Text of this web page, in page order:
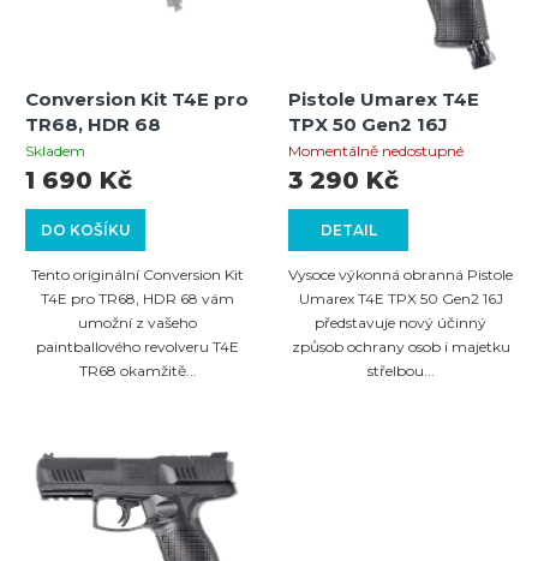
o
d
u
k
o
d
Conversion Kit T4E pro
TR68, HDR 68
Skladem
DO KOŠÍKU
1 690 Kč
Tento originální Conversion Kit
T4E pro TR68, HDR 68 vám
umožní z vašeho
paintballového revolveru T4E
TR68 okamžitě...
Pistole Umarex T4E
TPX 50 Gen2 16J
Momentálně nedostupné
DETAIL
3 290 Kč
Vysoce výkonná obranná Pistole
Umarex T4E TPX 50 Gen2 16J
představuje nový účinný
způsob ochrany osob i majetku
střelbou...